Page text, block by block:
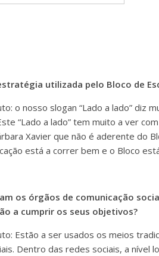
utilizada pelo Bloco de
o nosso slogan “Lado a lado” diz
“Lado a lado” tem muito a ver
Xavier que não é aderente do
está a correr bem e o Bloco
os órgãos de comunicação
a cumprir os seus objetivos?
Estão a ser usados os meios
Dentro das redes sociais, a nível